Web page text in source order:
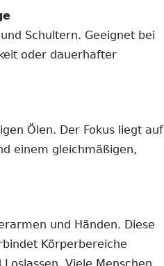
Schultern. Geeignet bei
oder dauerhafter
Ölen. Der Fokus liegt auf
einem gleichmäßigen,
und Händen. Diese
Körperbereiche